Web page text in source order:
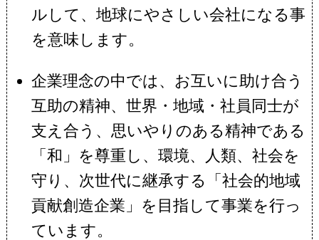
ルして、地球にやさしい会社になる事
を意味します。
企業理念の中では、お互いに助け合う
互助の精神、世界・地域・社員同士が
支え合う、思いやりのある精神である
「和」を尊重し、環境、人類、社会を
守り、次世代に継承する「社会的地域
貢献創造企業」を目指して事業を行っ
ています。